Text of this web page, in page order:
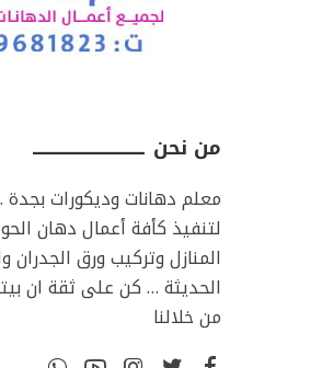
من نحن ـــــــــــــــــــــــــــــــــ
معلم دهانات وديكورات
لتنفيذ كأفة أعمال دهان
المنازل وتركيب ورق الجدران
الحديثة … كن على ثقة ان
من خلالنا